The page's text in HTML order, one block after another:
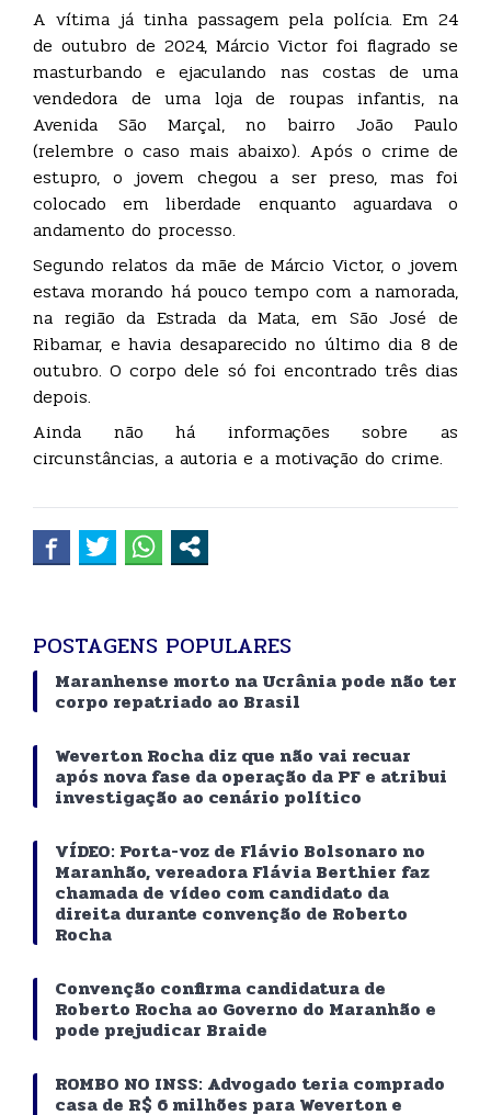
A vítima já tinha passagem pela polícia. Em 24
de outubro de 2024, Márcio Victor foi flagrado se
masturbando e ejaculando nas costas de uma
vendedora de uma loja de roupas infantis, na
Avenida São Marçal, no bairro João Paulo
(relembre o caso mais abaixo). Após o crime de
estupro, o jovem chegou a ser preso, mas foi
colocado em liberdade enquanto aguardava o
andamento do processo.
Segundo relatos da mãe de Márcio Victor, o jovem
estava morando há pouco tempo com a namorada,
na região da Estrada da Mata, em São José de
Ribamar, e havia desaparecido no último dia 8 de
outubro. O corpo dele só foi encontrado três dias
depois.
Ainda não há informações sobre as
circunstâncias, a autoria e a motivação do crime.
POSTAGENS POPULARES
Maranhense morto na Ucrânia pode não ter
corpo repatriado ao Brasil
Weverton Rocha diz que não vai recuar
após nova fase da operação da PF e atribui
investigação ao cenário político
VÍDEO: Porta-voz de Flávio Bolsonaro no
Maranhão, vereadora Flávia Berthier faz
chamada de vídeo com candidato da
direita durante convenção de Roberto
Rocha
Convenção confirma candidatura de
Roberto Rocha ao Governo do Maranhão e
pode prejudicar Braide
ROMBO NO INSS: Advogado teria comprado
casa de R$ 6 milhões para Weverton e